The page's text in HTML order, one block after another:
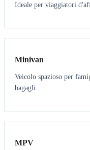
Ideale per viaggiatori
6 5
Minivan
Veicolo spazioso per
bagagli.
7 7
MPV